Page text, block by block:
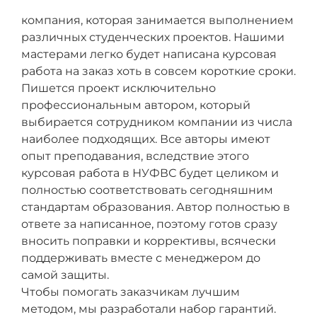
компания, которая занимается выполнением
различных студенческих проектов. Нашими
мастерами легко будет написана курсовая
работа на заказ хоть в совсем короткие сроки.
Пишется проект исключительно
профессиональным автором, который
выбирается сотрудником компании из числа
наиболее подходящих. Все авторы имеют
опыт преподавания, вследствие этого
курсовая работа в НУФВС будет целиком и
полностью соответствовать сегодняшним
стандартам образования. Автор полностью в
ответе за написанное, поэтому готов сразу
вносить поправки и коррективы, всячески
поддерживать вместе с менеджером до
самой защиты.
Чтобы помогать заказчикам лучшим
методом, мы разработали набор гарантий.